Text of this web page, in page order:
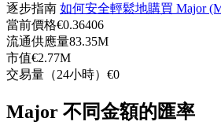
跟單
逐步指南 如何安全輕鬆地購買 Major
當前價格€0.36406
流通供應量83.35M
市值€2.77M
交易量（24小時） €0
Major 不同金額的匯率